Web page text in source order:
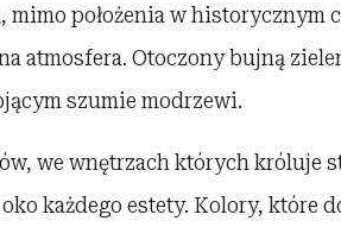
położenia w historycznym
atmosfera. Otoczony bujną
szumie modrzewi.
we wnętrzach których króluje
każdego estety. Kolory, które